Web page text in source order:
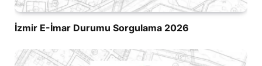
İzmir E-İmar Durumu Sorgulama 2026